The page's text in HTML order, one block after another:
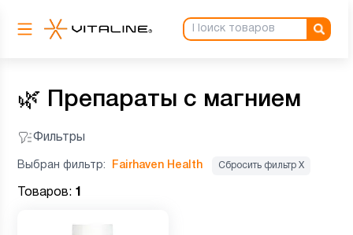
🌿 Препараты с магнием
Фильтры
Выбран фильтр: Fairhaven Health Сбросить фильтр Х
Товаров: 1